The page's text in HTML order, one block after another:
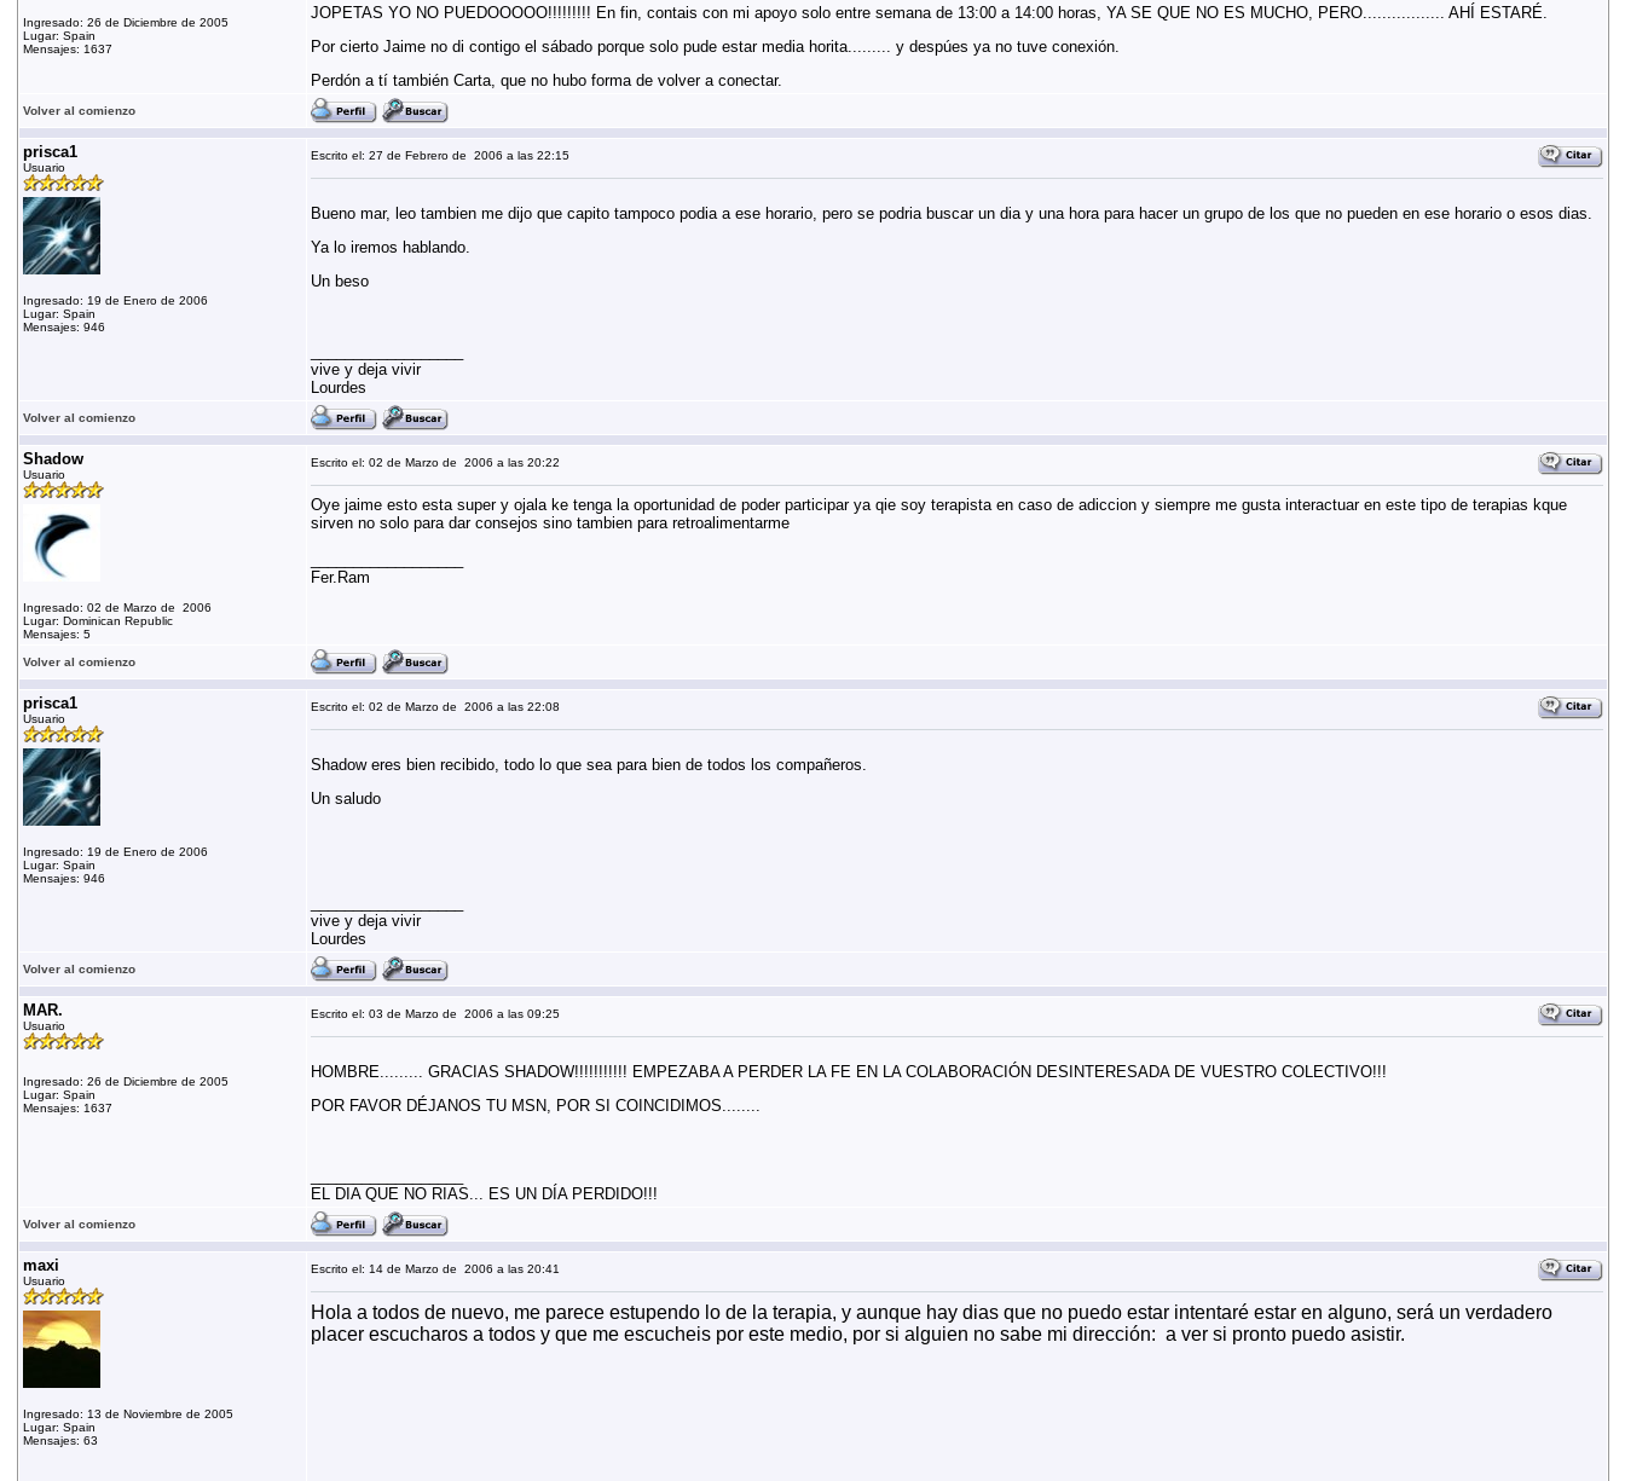
Ingresado: 26 de Diciembre de 2005
Lugar: Spain
Mensajes: 1637
JOPETAS YO NO PUEDOOOOO!!!!!!!!! En fin, contais con mi apoyo solo entre semana de 13:00 a 14:00 horas, YA SE QUE NO ES MUCHO, PERO................. AHÍ ESTARÉ.
Por cierto Jaime no di contigo el sábado porque solo pude estar media horita......... y despúes ya no tuve conexión.
Perdón a tí también Carta, que no hubo forma de volver a conectar.
Volver al comienzo
prisca1
Usuario
Ingresado: 19 de Enero de 2006
Lugar: Spain
Mensajes: 946
Escrito el: 27 de Febrero de 2006 a las 22:15
Bueno mar, leo tambien me dijo que capito tampoco podia a ese horario, pero se podria buscar un dia y una hora para hacer un grupo de los que no pueden en ese horario o esos dias.
Ya lo iremos hablando.
Un beso
vive y deja vivir
Lourdes
Volver al comienzo
Shadow
Usuario
Ingresado: 02 de Marzo de 2006
Lugar: Dominican Republic
Mensajes: 5
Escrito el: 02 de Marzo de 2006 a las 20:22
Oye jaime esto esta super y ojala ke tenga la oportunidad de poder participar ya qie soy terapista en caso de adiccion y siempre me gusta interactuar en este tipo de terapias kque
sirven no solo para dar consejos sino tambien para retroalimentarme
Fer.Ram
Volver al comienzo
prisca1
Usuario
Ingresado: 19 de Enero de 2006
Lugar: Spain
Mensajes: 946
Escrito el: 02 de Marzo de 2006 a las 22:08
Shadow eres bien recibido, todo lo que sea para bien de todos los compañeros.
Un saludo
vive y deja vivir
Lourdes
Volver al comienzo
MAR.
Usuario
Ingresado: 26 de Diciembre de 2005
Lugar: Spain
Mensajes: 1637
Escrito el: 03 de Marzo de 2006 a las 09:25
HOMBRE......... GRACIAS SHADOW!!!!!!!!!!! EMPEZABA A PERDER LA FE EN LA COLABORACIÓN DESINTERESADA DE VUESTRO COLECTIVO!!!
POR FAVOR DÉJANOS TU MSN, POR SI COINCIDIMOS........
EL DIA QUE NO RIAS... ES UN DÍA PERDIDO!!!
Volver al comienzo
maxi
Usuario
Ingresado: 13 de Noviembre de 2005
Lugar: Spain
Mensajes: 63
Escrito el: 14 de Marzo de 2006 a las 20:41
Hola a todos de nuevo, me parece estupendo lo de la terapia, y aunque hay dias que no puedo estar intentaré estar en alguno, será un verdadero
placer escucharos a todos y que me escucheis por este medio, por si alguien no sabe mi dirección: a ver si pronto puedo asistir.